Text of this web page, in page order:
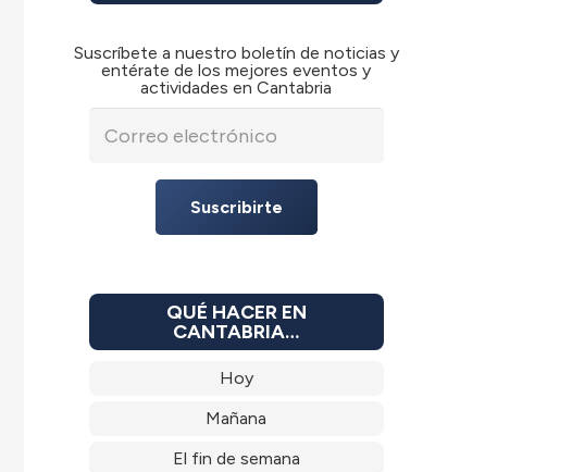
Suscríbete a nuestro boletín de noticias y
entérate de los mejores eventos y
actividades en Cantabria
Suscribirte
QUÉ HACER EN
CANTABRIA…
Hoy
Mañana
El fin de semana